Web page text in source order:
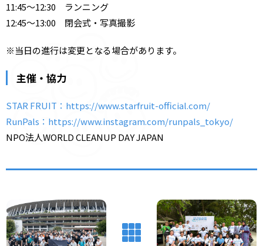
11:45〜12:30 ランニング
12:45〜13:00 閉会式・写真撮影
※当日の進行は変更となる場合があります。
主催・協力
STAR FRUIT：https://www.starfruit-official.com/
RunPals：https://www.instagram.com/runpals_tokyo/
NPO法人WORLD CLEANUP DAY JAPAN